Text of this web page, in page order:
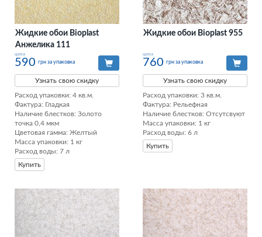
Жидкие обои Bioplast
Анжелика 111
цена
590 грн за упаковка
Узнать свою скидку
Расход упаковки: 4 кв.м.
Фактура: Гладкая
Наличие блестков: Золото
точка 0,4 мкм
Цветовая гамма: Желтый
Масса упаковки: 1 кг
Расход воды: 7 л
Купить
Жидкие обои Bioplast 955
цена
760 грн за упаковка
Узнать свою скидку
Расход упаковки: 3 кв.м.
Фактура: Рельефная
Наличие блестков: Отсутсвуют
Масса упаковки: 1 кг
Расход воды: 6 л
Купить